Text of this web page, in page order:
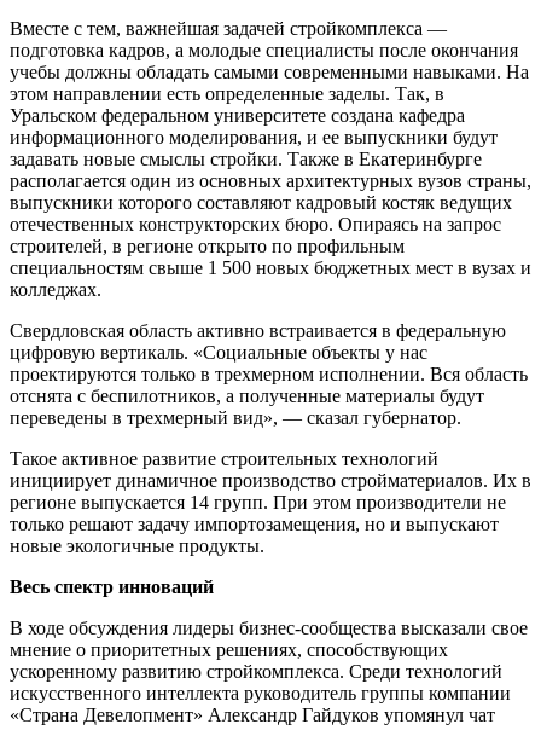
Вместе с тем, важнейшая задачей стройкомплекса —
подготовка кадров, а молодые специалисты после окончания
учебы должны обладать самыми современными навыками. На
этом направлении есть определенные заделы. Так, в
Уральском федеральном университете создана кафедра
информационного моделирования, и ее выпускники будут
задавать новые смыслы стройки. Также в Екатеринбурге
располагается один из основных архитектурных вузов страны,
выпускники которого составляют кадровый костяк ведущих
отечественных конструкторских бюро. Опираясь на запрос
строителей, в регионе открыто по профильным
специальностям свыше 1 500 новых бюджетных мест в вузах и
колледжах.
Свердловская область активно встраивается в федеральную
цифровую вертикаль. «Социальные объекты у нас
проектируются только в трехмерном исполнении. Вся область
отснята с беспилотников, а полученные материалы будут
переведены в трехмерный вид», — сказал губернатор.
Такое активное развитие строительных технологий
инициирует динамичное производство стройматериалов. Их в
регионе выпускается 14 групп. При этом производители не
только решают задачу импортозамещения, но и выпускают
новые экологичные продукты.
Весь спектр инноваций
В ходе обсуждения лидеры бизнес-сообщества высказали свое
мнение о приоритетных решениях, способствующих
ускоренному развитию стройкомплекса. Среди технологий
искусственного интеллекта руководитель группы компании
«Страна Девелопмент» Александр Гайдуков упомянул чат